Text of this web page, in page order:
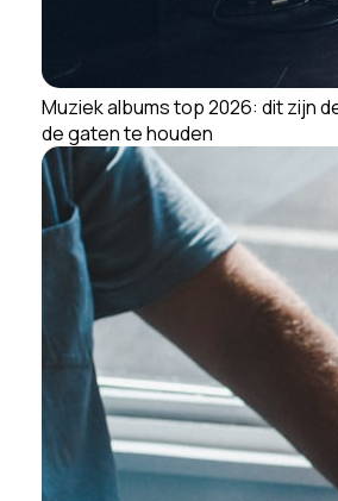
Muziek albums top 2026: dit zijn
de gaten te houden